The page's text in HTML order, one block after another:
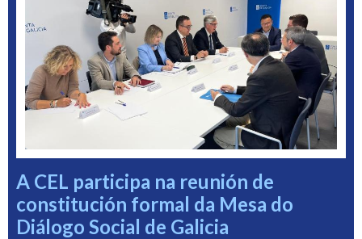
A CEL participa na reunión de
constitución formal da Mesa do
Diálogo Social de Galicia